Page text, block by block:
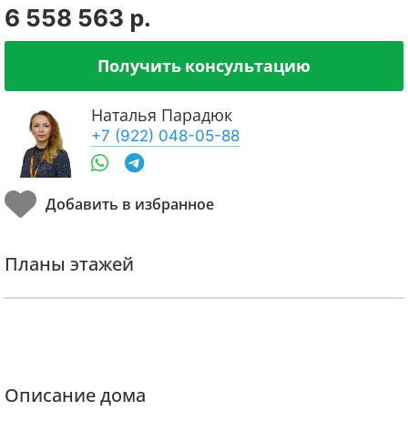
6 558 563 р.
Получить консультацию
Наталья Парадюк
+7 (922) 048-05-88
Планы этажей
Описание дома